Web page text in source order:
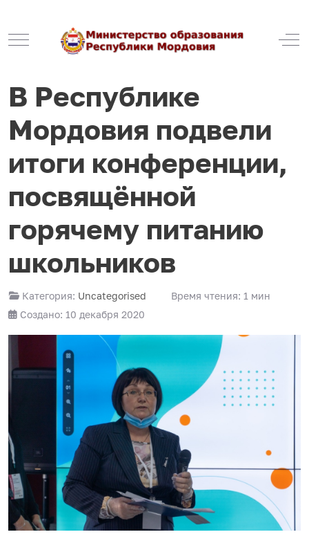
Mobile Menu Toggle
В Республике
Мордовия подвели
итоги конференции,
посвящённой
горячему питанию
школьников
Категория: Uncategorised
Время чтения: 1 мин
Создано: 10 декабря 2020